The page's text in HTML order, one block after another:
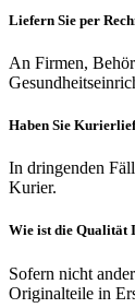
Liefern Sie per
An Firmen,
Haben Sie
In dringenden
Kurier.
Wie ist die Qualität
Sofern nicht
Originalteile in